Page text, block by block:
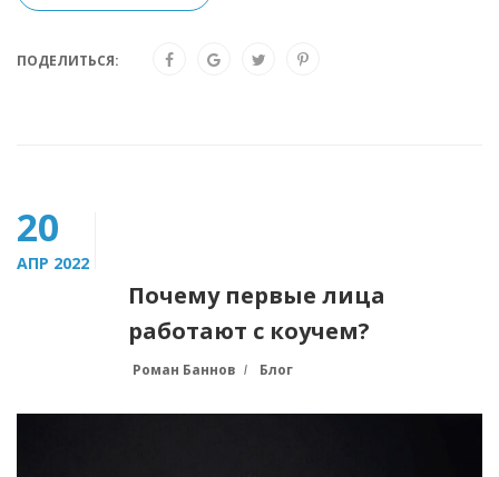
ПОДЕЛИТЬСЯ:
20
АПР 2022
Почему первые лица
работают с коучем?
Роман Баннов Блог